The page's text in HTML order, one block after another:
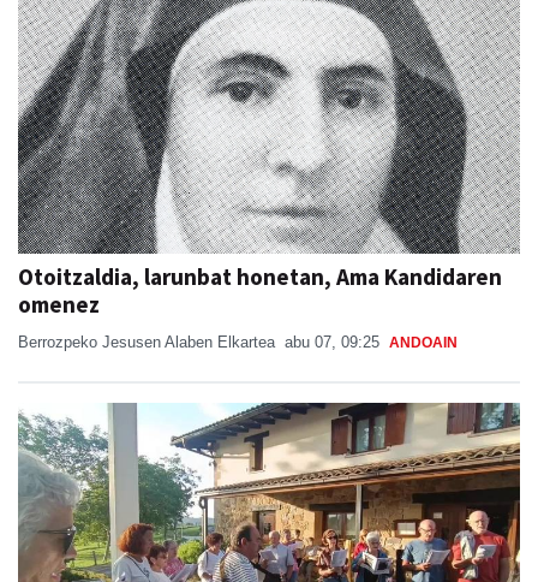
Otoitzaldia, larunbat honetan, Ama Kandidaren
omenez
Berrozpeko Jesusen Alaben Elkartea abu 07, 09:25 ANDOAIN